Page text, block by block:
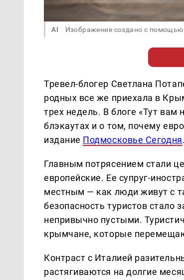
AI Изображение создано с
Тревел-блогер Светлана
родных все же приехала в
трех недель. В блоге «Тут вам
блэкаутах и о том, почему
издание Подмосковье Сегодня.
Главным потрясением стали
европейские. Ее супруг-
местным — как люди живут с
безопасность туристов
непривычно пустыми.
крымчане, которые
Контраст с Италией
растягиваются на долгие